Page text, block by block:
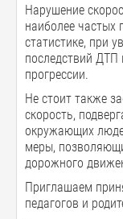
Нарушение
наиболее частых
статистике, при
последствий ДТП
прогрессии.
Не стоит также
скорость,
окружающих
меры,
дорожного
Приглашаем
педагогов и